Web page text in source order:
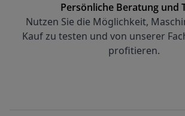
Persönliche Beratung und
Nutzen Sie die Möglichkeit,
Kauf zu testen und von unserer
profitieren.